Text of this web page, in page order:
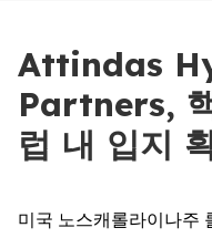
Attindas
Partners,
럽 내 입지
미국 노스캐롤라이나주